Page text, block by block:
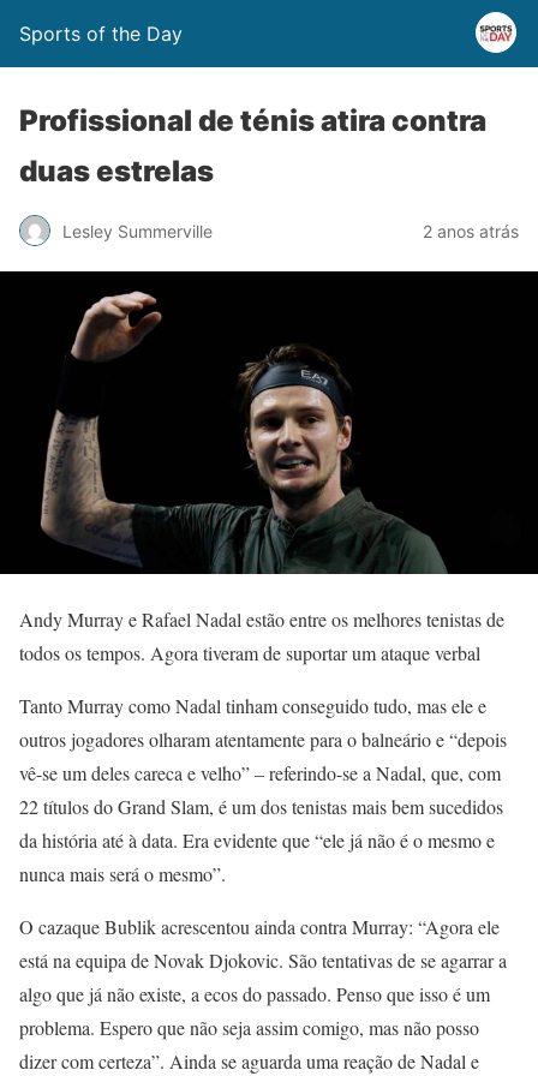
Sports of the Day
Profissional de ténis atira contra
duas estrelas
Lesley Summerville 2 anos atrás
Andy Murray e Rafael Nadal estão entre os melhores tenistas de
todos os tempos. Agora tiveram de suportar um ataque verbal
Tanto Murray como Nadal tinham conseguido tudo, mas ele e
outros jogadores olharam atentamente para o balneário e “depois
vê-se um deles careca e velho” – referindo-se a Nadal, que, com
22 títulos do Grand Slam, é um dos tenistas mais bem sucedidos
da história até à data. Era evidente que “ele já não é o mesmo e
nunca mais será o mesmo”.
O cazaque Bublik acrescentou ainda contra Murray: “Agora ele
está na equipa de Novak Djokovic. São tentativas de se agarrar a
algo que já não existe, a ecos do passado. Penso que isso é um
problema. Espero que não seja assim comigo, mas não posso
dizer com certeza”. Ainda se aguarda uma reação de Nadal e